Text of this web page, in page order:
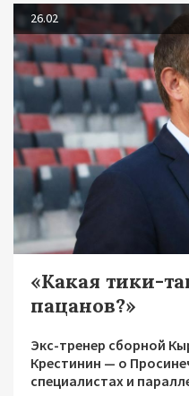
26.02
«Какая тики-
пацанов?»
Экс-тренер сборной
Крестинин — о
специалистах и